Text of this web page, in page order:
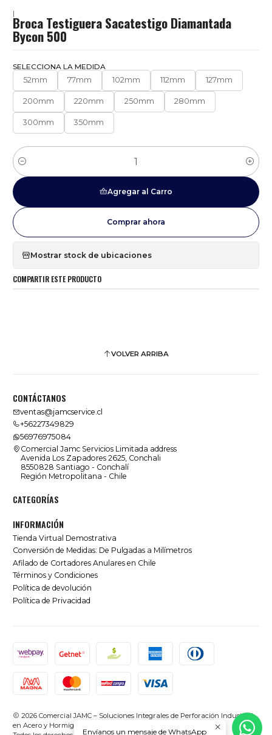
|
Broca Testiguera Sacatestigo Diamantada
Bycon 500
SELECCIONA LA MEDIDA
52mm
77mm 102mm 112mm 127mm
200mm 220mm 250mm 280mm
300mm 350mm
Cantidad
Agregar al Carro
Comprar ahora
Mostrar stock de ubicaciones
COMPARTIR ESTE PRODUCTO
VOLVER ARRIBA
CONTÁCTANOS
ventas@jamcservice.cl
+56227349829
56976975084
Comercial Jamc Servicios Limitada address
Avenida Los Zapadores 2625, Conchali
8550828 Santiago - Conchalí
Región Metropolitana - Chile
CATEGORÍAS
INFORMACIÓN
Tienda Virtual Demostrativa
Conversión de Medidas: De Pulgadas a Milímetros
Afilado de Cortadores Anulares en Chile
Términos y Condiciones
Política de devolución
Política de Privacidad
2026 Comercial JAMC – Soluciones Integrales de Perforación Industrial
en Acero y Hormigón en Chile.
Envíanos un mensaje de WhatsApp